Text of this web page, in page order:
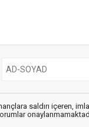
saldırı içeren, imla